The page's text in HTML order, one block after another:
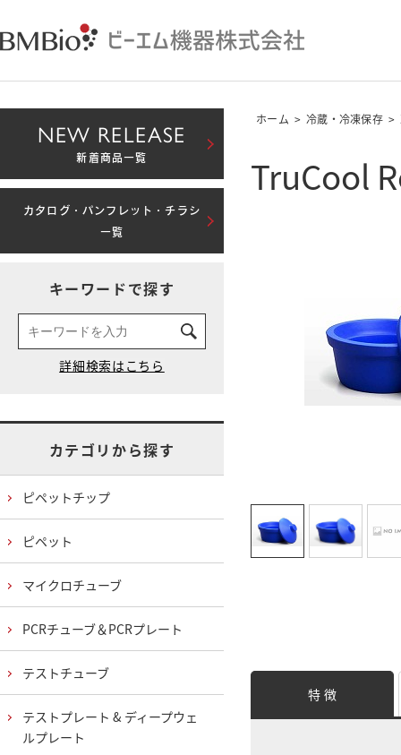
ホーム > 冷蔵・冷凍保存 >
TruCool
特 徴
NEW RELEASE
新着商品一覧
カタログ・パンフレット・チラシ
一覧
キーワードで探す
カテゴリから探す
ピペットチップ
ピペット
マイクロチューブ
PCRチューブ＆PCRプレート
テストチューブ
テストプレート & ディープウェ
ルプレート